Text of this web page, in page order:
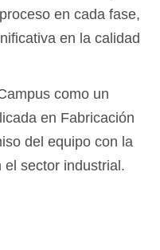
en cada fase,
en la calidad
como un
en Fabricación
del equipo con la
el sector industrial.